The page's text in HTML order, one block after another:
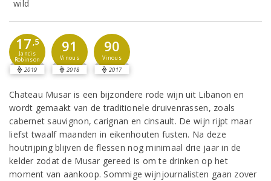
wild
17 ,5
Jancis
Robinson
2019
91
Vinous
2018
90
Vinous
2017
Chateau Musar is een bijzondere rode wijn uit Libanon en
wordt gemaakt van de traditionele druivenrassen, zoals
cabernet sauvignon, carignan en cinsault. De wijn rijpt maar
liefst twaalf maanden in eikenhouten fusten. Na deze
houtrijping blijven de flessen nog minimaal drie jaar in de
kelder zodat de Musar gereed is om te drinken op het
moment van aankoop. Sommige wijnjournalisten gaan zover